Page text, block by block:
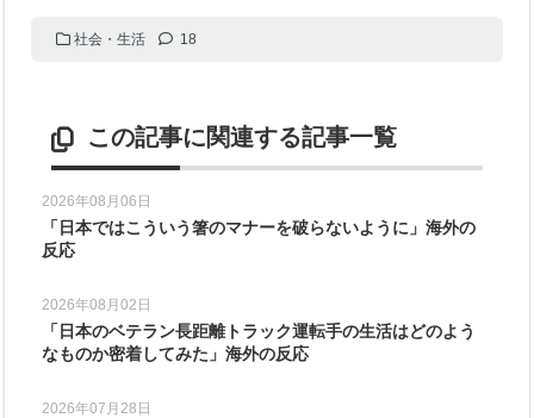
社会・生活 18
この記事に関連する記事一覧
2026年08月06日
「日本ではこういう箸のマナーを破らないように」海外の
反応
2026年08月02日
「日本のベテラン長距離トラック運転手の生活はどのよう
なものか密着してみた」海外の反応
2026年07月28日